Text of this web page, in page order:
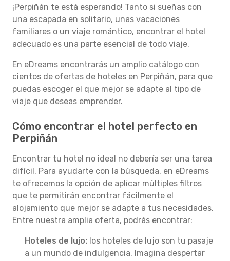
¡Perpiñán te está esperando! Tanto si sueñas con
una escapada en solitario, unas vacaciones
familiares o un viaje romántico, encontrar el hotel
adecuado es una parte esencial de todo viaje.
En eDreams encontrarás un amplio catálogo con
cientos de ofertas de hoteles en Perpiñán, para que
puedas escoger el que mejor se adapte al tipo de
viaje que deseas emprender.
Cómo encontrar el hotel perfecto en
Perpiñán
Encontrar tu hotel no ideal no debería ser una tarea
difícil. Para ayudarte con la búsqueda, en eDreams
te ofrecemos la opción de aplicar múltiples filtros
que te permitirán encontrar fácilmente el
alojamiento que mejor se adapte a tus necesidades.
Entre nuestra amplia oferta, podrás encontrar:
Hoteles de lujo: los hoteles de lujo son tu pasaje
a un mundo de indulgencia. Imagina despertar